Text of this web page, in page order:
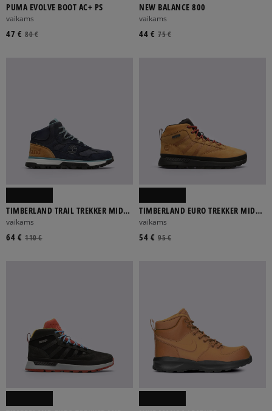
PUMA EVOLVE BOOT AC+ PS
vaikams
80 €
47 €
NEW BALANCE 800
vaikams
75 €
44 €
TIMBERLAND TRAIL TREKKER MID
GTX
vaikams
110 €
64 €
TIMBERLAND EURO TREKKER MID
LEATHER
vaikams
95 €
54 €